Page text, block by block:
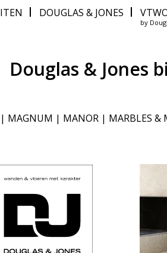
DOUGLAS & JONES
by
Douglas & Jones
| MAGNUM | MANOR | MARBLES &